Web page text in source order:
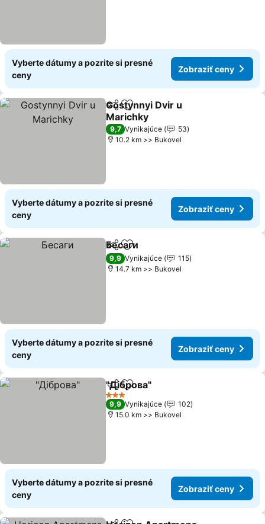
Vyberte dátumy a pozrite si presné
ceny
Zobraziť ceny
ZdieľaťPridať do obľúbených
Gostynnyi Dvir u
Marichky
Zobraziť ceny
9,7 Vynikajúce
53
10.2 km >> Bukovel
Vyberte dátumy a pozrite si presné
ceny
Zobraziť ceny
ZdieľaťPridať do obľúbených
Бесаги
9,9 Vynikajúce
115
14.7 km >> Bukovel
Vyberte dátumy a pozrite si presné
ceny
Zobraziť ceny
ZdieľaťPridať do obľúbených
"Діброва"
3 Počet hviezdičiek
9,9 Vynikajúce
102
15.0 km >> Bukovel
Vyberte dátumy a pozrite si presné
ceny
Zobraziť ceny